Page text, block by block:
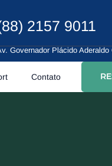
2157 9011
Governador Plácido
Contato